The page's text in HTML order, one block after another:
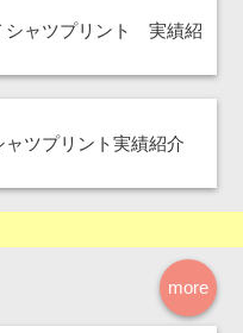
シャツプリント 実績紹
ツプリント実績紹介
more